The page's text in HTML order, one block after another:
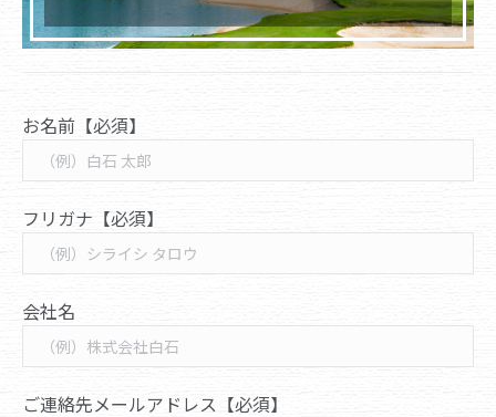
お名前【必須】
フリガナ【必須】
会社名
ご連絡先メールアドレス【必須】